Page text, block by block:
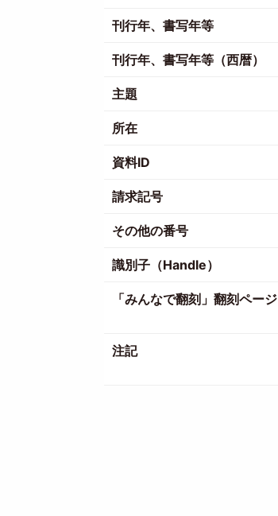
刊行年、書写年等
刊行年、書写年等（西暦）
主題
所在
資料ID
請求記号
その他の番号
識別子（Handle）
「みんなで翻刻」翻刻ページ
注記